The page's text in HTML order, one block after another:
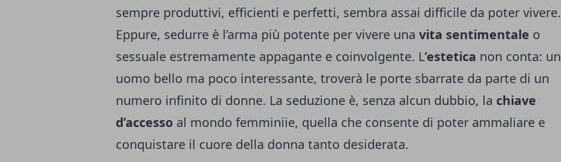
sempre produttivi, efficienti e perfetti, sembra assai difficile da poter vivere.
Eppure, sedurre è l’arma più potente per vivere una vita sentimentale o
sessuale estremamente appagante e coinvolgente. L’estetica non conta: un
uomo bello ma poco interessante, troverà le porte sbarrate da parte di un
numero infinito di donne. La seduzione è, senza alcun dubbio, la chiave
d’accesso al mondo femminiie, quella che consente di poter ammaliare e
conquistare il cuore della donna tanto desiderata.